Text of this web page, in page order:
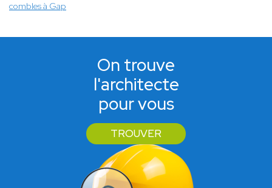
combles à Gap
On trouve
l'architecte
pour vous
TROUVER